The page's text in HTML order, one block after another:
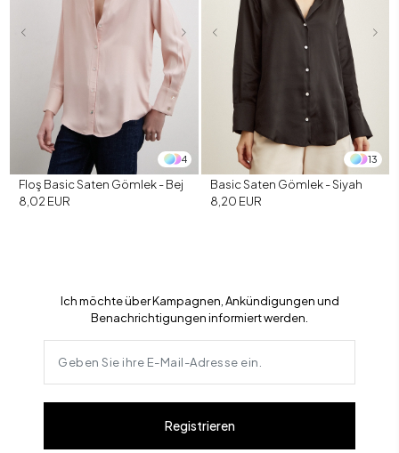
4
Floş Basic Saten Gömlek - Bej
8,02 EUR
13
Basic Saten Gömlek - Siyah
8,20 EUR
Ich möchte über Kampagnen, Ankündigungen und
Benachrichtigungen informiert werden.
Registrieren